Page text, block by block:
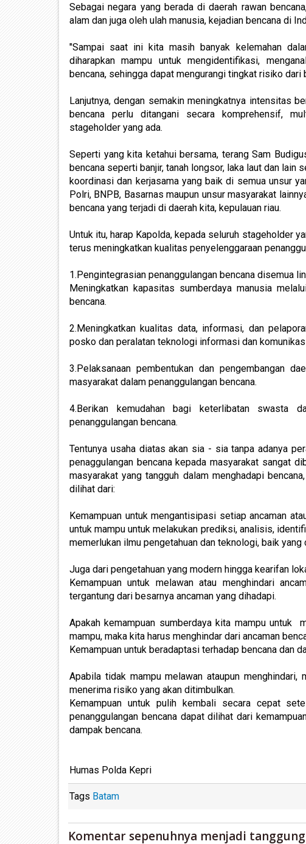
Sebagai negara yang berada di daerah rawan
alam dan juga oleh ulah manusia, kejadian bencana di
"Sampai saat ini kita masih banyak kelemahan
diharapkan mampu untuk mengidentifikasi,
bencana, sehingga dapat mengurangi tingkat risiko dari
Lanjutnya, dengan semakin meningkatnya intensitas
bencana perlu ditangani secara komprehensif,
stageholder yang ada.
Seperti yang kita ketahui bersama, terang Sam
bencana seperti banjir, tanah longsor, laka laut dan lain
koordinasi dan kerjasama yang baik di semua unsur
Polri, BNPB, Basarnas maupun unsur masyarakat
bencana yang terjadi di daerah kita, kepulauan riau.
Untuk itu, harap Kapolda, kepada seluruh stageholder
terus meningkatkan kualitas penyelenggaraan
1.Pengintegrasian penanggulangan bencana disemua
Meningkatkan kapasitas sumberdaya manusia
bencana.
2.Meningkatkan kualitas data, informasi, dan
posko dan peralatan teknologi informasi dan
3.Pelaksanaan pembentukan dan pengembangan
masyarakat dalam penanggulangan bencana.
4.Berikan kemudahan bagi keterlibatan swasta
penanggulangan bencana.
Tentunya usaha diatas akan sia - sia tanpa adanya
penaggulangan bencana kepada masyarakat sangat
masyarakat yang tangguh dalam menghadapi
dilihat dari:
Kemampuan untuk mengantisipasi setiap ancaman
untuk mampu untuk melakukan prediksi, analisis,
memerlukan ilmu pengetahuan dan teknologi, baik yang
Juga dari pengetahuan yang modern hingga kearifan
Kemampuan untuk melawan atau menghindari
tergantung dari besarnya ancaman yang dihadapi.
Apakah kemampuan sumberdaya kita mampu untuk
mampu, maka kita harus menghindar dari ancaman
Kemampuan untuk beradaptasi terhadap bencana dan
Apabila tidak mampu melawan ataupun menghindari,
menerima risiko yang akan ditimbulkan.
Kemampuan untuk pulih kembali secara cepat
penanggulangan bencana dapat dilihat dari
dampak bencana.
Humas Polda Kepri
Tags Batam
Komentar sepenuhnya menjadi